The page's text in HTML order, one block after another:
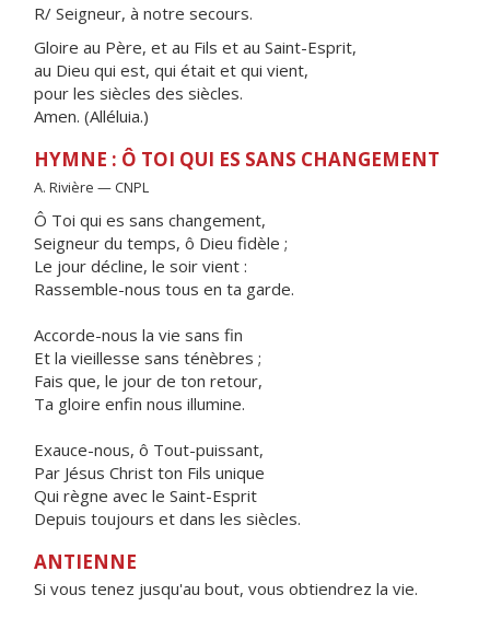
R/ Seigneur, à notre secours.
Gloire au Père, et au Fils et au Saint-Esprit,
au Dieu qui est, qui était et qui vient,
pour les siècles des siècles.
Amen. (Alléluia.)
HYMNE : Ô TOI QUI ES SANS CHANGEMENT
A. Rivière — CNPL
Ô Toi qui es sans changement,
Seigneur du temps, ô Dieu fidèle ;
Le jour décline, le soir vient :
Rassemble-nous tous en ta garde.
Accorde-nous la vie sans fin
Et la vieillesse sans ténèbres ;
Fais que, le jour de ton retour,
Ta gloire enfin nous illumine.
Exauce-nous, ô Tout-puissant,
Par Jésus Christ ton Fils unique
Qui règne avec le Saint-Esprit
Depuis toujours et dans les siècles.
ANTIENNE
Si vous tenez jusqu'au bout, vous obtiendrez la vie.